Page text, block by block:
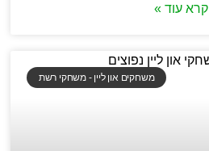
קרא עוד »
משחקים און ליין - משחקי רשת